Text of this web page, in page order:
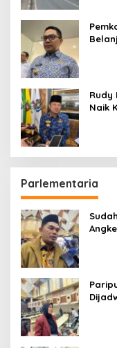
Rudy
Naik
Parlementaria